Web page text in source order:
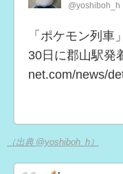
@yoshiboh_h
「ポケモン列
30日に郡山駅発
net.com/news/
（出典 @yoshiboh_h）